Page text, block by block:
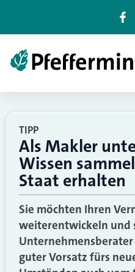
TIPP
Als Makler
Wissen
Staat erhalten
Sie möchten Ihren
weiterentwickeln und
Unternehmensberater
guter Vorsatz fürs